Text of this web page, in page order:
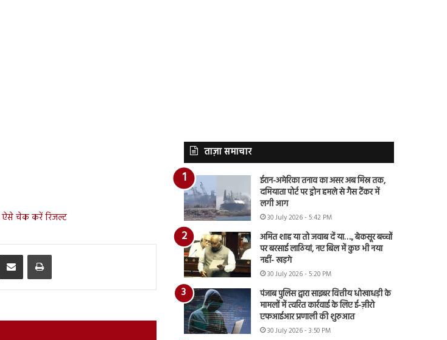
ऐसे चेक करें रिजल्ट
Share via Email Print
ताज़ा समाचार
ईरान-अमेरिका तनाव का असर अब मिस्र तक,
दमियाता पोर्ट पर ड्रोन हमले से गैस टैंकर में
लगी आग
30 July 2026 - 5:42 PM
अमित शाह या तो जवाब दें या…., बेकसूर बच्चों
पर बरसाई लाठियां, नए बिल में कुछ भी नया
नहीं- खड़गे
30 July 2026 - 5:20 PM
पंजाब पुलिस द्वारा साइबर वित्तीय धोखाधड़ी के
मामलों में त्वरित कार्रवाई के लिए ई-ज़ीरो
एफआईआर प्रणाली की शुरुआत
30 July 2026 - 3:50 PM